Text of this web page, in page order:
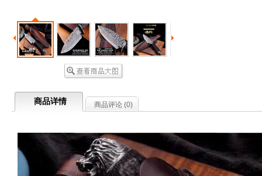
商品详情 商品评论 (0)